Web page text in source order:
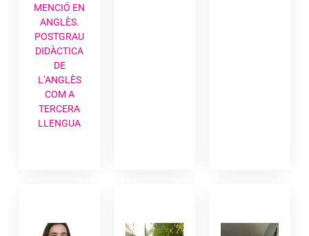
MENCIÓ EN
ANGLÈS.
POSTGRAU
DIDÀCTICA
DE
L’ANGLÈS
COM A
TERCERA
LLENGUA